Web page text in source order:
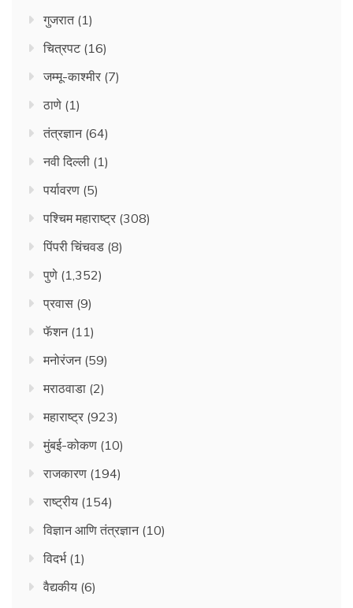
गुजरात(1)
चित्रपट(16)
जम्मू-काश्मीर (7)
ठाणे (1)
तंत्रज्ञान(64)
नवी दिल्ली (1)
पर्यावरण (5)
पश्चिम महाराष्ट्र (308)
पिंपरी चिंचवड (8)
पुणे (1,352)
प्रवास (9)
फॅशन(11)
मनोरंजन(59)
मराठवाडा (2)
महाराष्ट्र (923)
मुंबई-कोकण (10)
राजकारण (194)
राष्ट्रीय (154)
विज्ञान आणि तंत्रज्ञान(10)
विदर्भ(1)
वैद्यकीय (6)